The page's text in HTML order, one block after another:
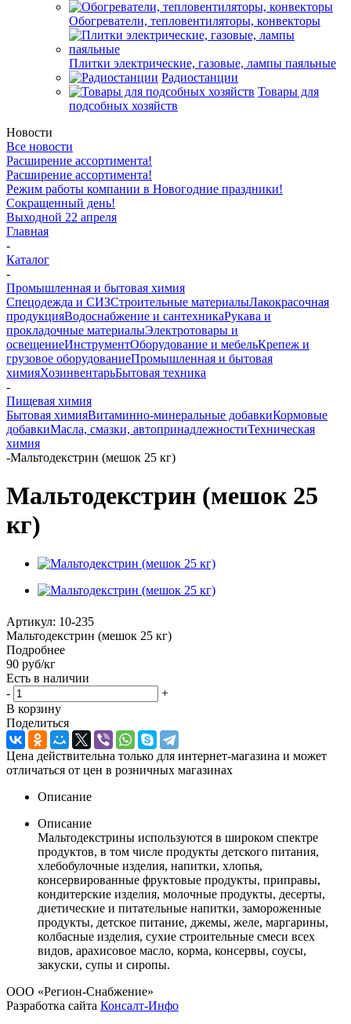
Обогреватели, тепловентиляторы, конвекторы
Плитки электрические, газовые, лампы паяльные
Радиостанции
Товары для
подсобных хозяйств
Новости
Все новости
Расширение ассортимента!
Расширение ассортимента!
Режим работы компании в Новогодние праздники!
Сокращенный день!
Выходной 22 апреля
Главная
-
Каталог
-
Промышленная и бытовая химия
Спецодежда и СИЗСтроительные материалыЛакокрасочная
продукцияВодоснабжение и сантехникаРукава и
прокладочные материалыЭлектротовары и
освещениеИнструментОборудование и мебельКрепеж и
грузовое оборудованиеПромышленная и бытовая
химияХозинвентарьБытовая техника
-
Пищевая химия
Бытовая химияВитаминно-минеральные добавкиКормовые
добавкиМасла, смазки, автопринадлежностиТехническая
химия
-Мальтодекстрин (мешок 25 кг)
Мальтодекстрин (мешок 25
кг)
Артикул: 10-235
Мальтодекстрин (мешок 25 кг)
Подробнее
90 руб/кг
Есть в наличии
-
+
В корзину
Поделиться
Цена действительна только для интернет-магазина и может
отличаться от цен в розничных магазинах
Описание
Описание
Мальтодекстрины используются в широком спектре
продуктов, в том числе продукты детского питания,
хлебобулочные изделия, напитки, хлопья,
консервированные фруктовые продукты, приправы,
кондитерские изделия, молочные продукты, десерты,
диетические и питательные напитки, замороженные
продукты, детское питание, джемы, желе, маргарины,
колбасные изделия, сухие строительные смеси всех
видов, арахисовое масло, корма, консервы, соусы,
закуски, супы и сиропы.
ООО «Регион-Снабжение»
Разработка сайта Консалт-Инфо